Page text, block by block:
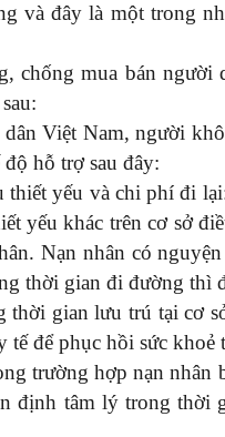
và đây là một trong
chống mua bán
dân Việt Nam, người
hỗ trợ sau đây:
thiết yếu và chi phí đi
yếu khác trên cơ sở
Nạn nhân có
thời gian đi đường thì
gian lưu trú tại cơ
tế để phục hồi sức
trường hợp nạn nhân
định tâm lý trong thời